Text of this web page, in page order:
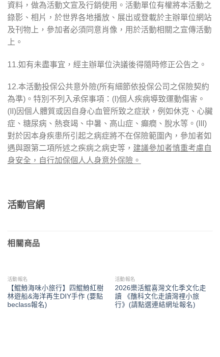
資料，做為活動文宣及行銷使用。活動單位有權將本活動之
錄影、相片，於世界各地播放、展出或登載於主辦單位網站
及刊物上，參加者必須同意肖像，用於活動相關之宣傳活動
上。
11.如有未盡事宜，經主辦單位決議後得隨時修正公告之。
12.本活動投保公共意外險(所有細節依投保公司之保險契約
為準) 。特別不列入承保事項： (I)個人疾病導致運動傷害。
(II)因個人體質或因自身心血管所致之症狀，例如休克、心臟
症、糖尿病、熱衰竭、中暑、高山症、癲癇、脫水等。 (III)
對於因本身疾患所引起之病症將不在保險範圍內，參加者如
遇與跟第二項所述之疾病之病史等， 建議參加者慎重考慮自
身安全，自行加保個人人身意外保險。
活動官網
相關商品
活動報名
【鯤鯓海味小旅行】四鯤鯓紅樹
林遊船&海洋再生DIY手作 (要點
beclass報名)
活動報名
2026樂活鯤喜灣文化季文化走
讀 《醮科文化走讀灣裡小旅
行》(請點選連結網址報名)